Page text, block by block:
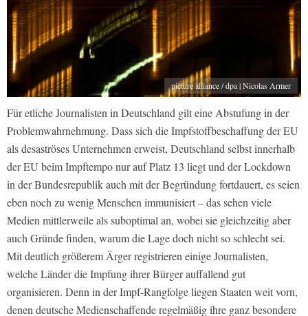
picture alliance / dpa | Nicolas Armer
Für etliche Journalisten in Deutschland gilt eine Abstufung in der
Problemwahrnehmung. Dass sich die Impfstoffbeschaffung der EU
als desaströses Unternehmen erweist, Deutschland selbst innerhalb
der EU beim Impftempo nur auf Platz 13 liegt und der Lockdown
in der Bundesrepublik auch mit der Begründung fortdauert, es seien
eben noch zu wenig Menschen immunisiert – das sehen viele
Medien mittlerweile als suboptimal an, wobei sie gleichzeitig aber
auch Gründe finden, warum die Lage doch nicht so schlecht sei.
Mit deutlich größerem Ärger registrieren einige Journalisten,
welche Länder die Impfung ihrer Bürger auffallend gut
organisieren. Denn in der Impf-Rangfolge liegen Staaten weit vorn,
denen deutsche Medienschaffende regelmäßig ihre ganz besondere